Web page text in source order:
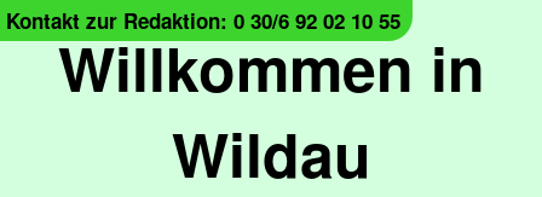
Willkommen in
Wildau
Kontakt zur Redaktion: 0 30/6 92 02 10 55